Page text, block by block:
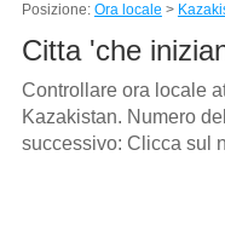
Posizione: Ora locale >
Citta 'che
Controllare ora locale
Kazakistan. Numero
successivo: Clicca sul